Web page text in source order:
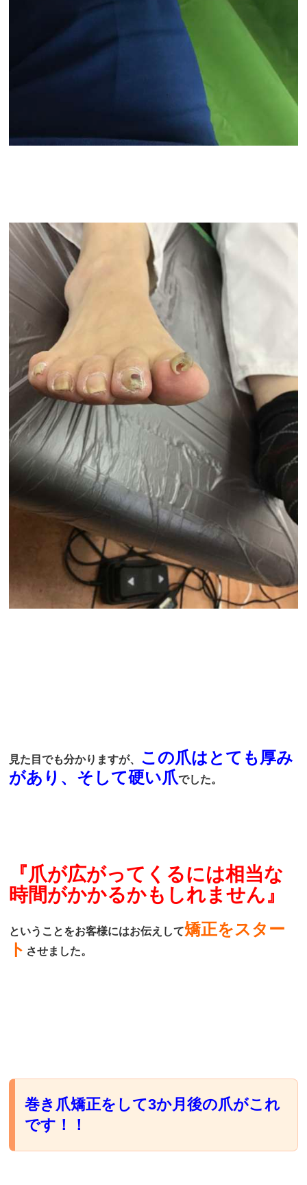
見た目でも分かりますが、 この爪はとても厚み
があり、そして硬い爪でした。
『爪が広がってくるには相当な
時間がかかるかもしれません』
ということをお客様にはお伝えして矯正をスター
ト させました。
巻き爪矯正をして3か月後の爪がこれ
です！！